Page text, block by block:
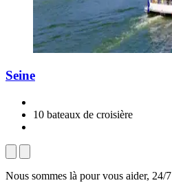
Seine
10 bateaux de croisière
Nous sommes là pour vous aider, 24/7